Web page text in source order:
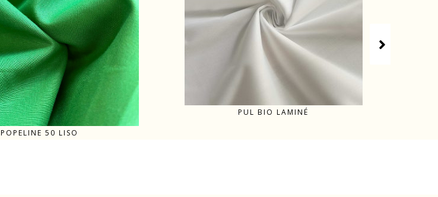
POPELINE 50 LISO
PUL BIO LAMINÉ